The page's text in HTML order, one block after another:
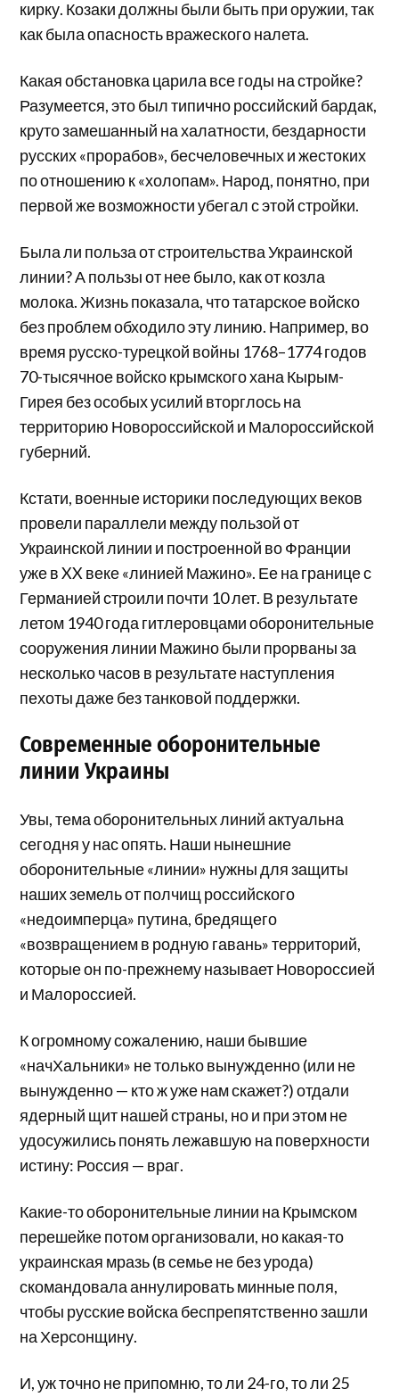
кирку. Козаки должны были быть при оружии, так
как была опасность вражеского налета.
Какая обстановка царила все годы на стройке?
Разумеется, это был типично российский бардак,
круто замешанный на халатности, бездарности
русских «прорабов», бесчеловечных и жестоких
по отношению к «холопам». Народ, понятно, при
первой же возможности убегал с этой стройки.
Была ли польза от строительства Украинской
линии? А пользы от нее было, как от козла
молока. Жизнь показала, что татарское войско
без проблем обходило эту линию. Например, во
время русско-турецкой войны 1768–1774 годов
70-тысячное войско крымского хана Кырым-
Гирея без особых усилий вторглось на
территорию Новороссийской и Малороссийской
губерний.
Кстати, военные историки последующих веков
провели параллели между пользой от
Украинской линии и построенной во Франции
уже в XX веке «линией Мажино». Ее на границе с
Германией строили почти 10 лет. В результате
летом 1940 года гитлеровцами оборонительные
сооружения линии Мажино были прорваны за
несколько часов в результате наступления
пехоты даже без танковой поддержки.
Современные оборонительные
линии Украины
Увы, тема оборонительных линий актуальна
сегодня у нас опять. Наши нынешние
оборонительные «линии» нужны для защиты
наших земель от полчищ российского
«недоимперца» путина, бредящего
«возвращением в родную гавань» территорий,
которые он по-прежнему называет Новороссией
и Малороссией.
К огромному сожалению, наши бывшие
«начХальники» не только вынужденно (или не
вынужденно — кто ж уже нам скажет?) отдали
ядерный щит нашей страны, но и при этом не
удосужились понять лежавшую на поверхности
истину: Россия — враг.
Какие-то оборонительные линии на Крымском
перешейке потом организовали, но какая-то
украинская мразь (в семье не без урода)
скомандовала аннулировать минные поля,
чтобы русские войска беспрепятственно зашли
на Херсонщину.
И, уж точно не припомню, то ли 24-го, то ли 25